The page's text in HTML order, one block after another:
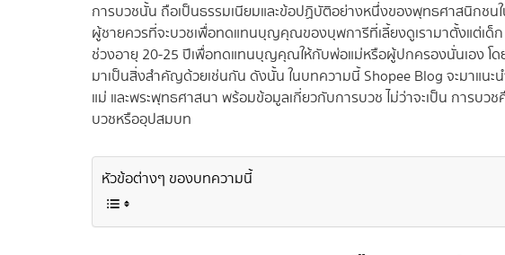
การบวชนั้น ถือเป็นธรรมเนียมและข้อปฏิบัติอย่างหนึ่งของพุทธศาสนิกชน
ผู้ชายควรที่จะบวชเพื่อทดแทนบุญคุณของบุพการีที่เลี้ยงดูเรามาตั้งแต่เด็
ช่วงอายุ 20-25 ปีเพื่อทดแทนบุญคุณให้กับพ่อแม่หรือผู้ปกครองนั่นเอง โ
มาเป็นสิ่งสำคัญด้วยเช่นกัน ดังนั้น ในบทความนี้ Shopee Blog จะมาแน
แม่ และพระพุทธศาสนา พร้อมข้อมูลเกี่ยวกับการบวช ไม่ว่าจะเป็น การบว
บวชหรืออุปสมบท
หัวข้อต่างๆ ของบทความนี้